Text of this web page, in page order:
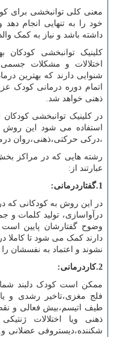
معنی کلی توانبخشی برای
خود را به تنهایی انجام
داشته باشد و نیاز به کمک
کلینیک توانبخشی
اختلالات و مشکلات
شنوایی دارند که بهترین
اتمام دوره درمانی کودک
ذهنی خواهد شد.
در کلینیک توانبخشی
استفاده می شود این
،درکی حرکتی،ذهنی،روان
رشته هایی که در مراکز
عبارتند از:
1.گفتاردرمانی:
در این روش به کودکانی که
درآواسازی، تولید کلمات و
وضوح گفتارشان پایین
دارند کمک می شود تا کاملا
نشوند و اعتماد به نفسشان
2.کاردرمانی:
ممکن است کودک دلبند
فلج مغزی،تاخیر رشدی و
طیف اتیسم،بیش فعالی و
ذهنی ویا اختلالات
شکننده،دیستروفی عضلانی